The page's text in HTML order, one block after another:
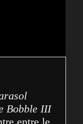
Bobble III